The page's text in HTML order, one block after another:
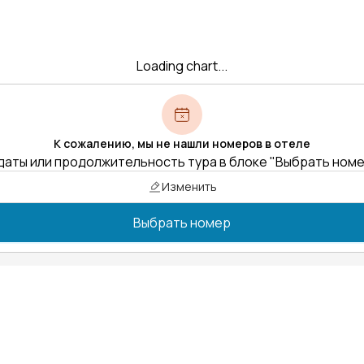
Loading chart...
К сожалению, мы не нашли номеров в отеле
или продолжительность тура в блоке "Выбрать
Изменить
Выбрать номер